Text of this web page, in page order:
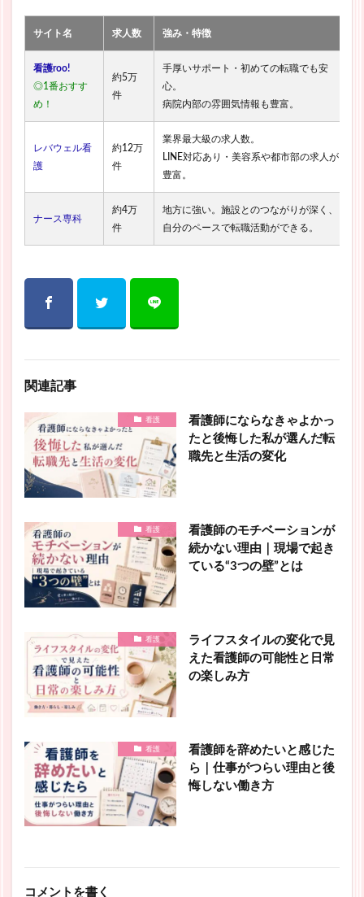
サイト名 求人数 強み・特徴
看護roo!
◎1番おすす
め！
約5万
件
手厚いサポート・初めての転職でも安
心。
病院内部の雰囲気情報も豊富。
レバウェル看
護
約12万
件
業界最大級の求人数。
LINE対応あり・美容系や都市部の求人が
豊富。
ナース専科
約4万
件
地方に強い。施設とのつながりが深く、
自分のペースで転職活動ができる。
関連記事
看護
看護師にならなきゃよかっ
たと後悔した私が選んだ転
職先と生活の変化
看護
看護師のモチベーションが
続かない理由｜現場で起き
ている“3つの壁”とは
看護
ライフスタイルの変化で見
えた看護師の可能性と日常
の楽しみ方
看護
看護師を辞めたいと感じた
ら｜仕事がつらい理由と後
悔しない働き方
コメントを書く